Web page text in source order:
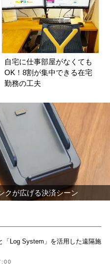
自宅に仕事部屋がなくても
OK！8割が集中できる在宅
勤務の工夫
クが広げる決済シーン
「Log System」を活用した遠隔施